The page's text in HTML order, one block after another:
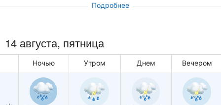
Подробнее
14 августа, пятница
Ночью Утром Днем Вечером